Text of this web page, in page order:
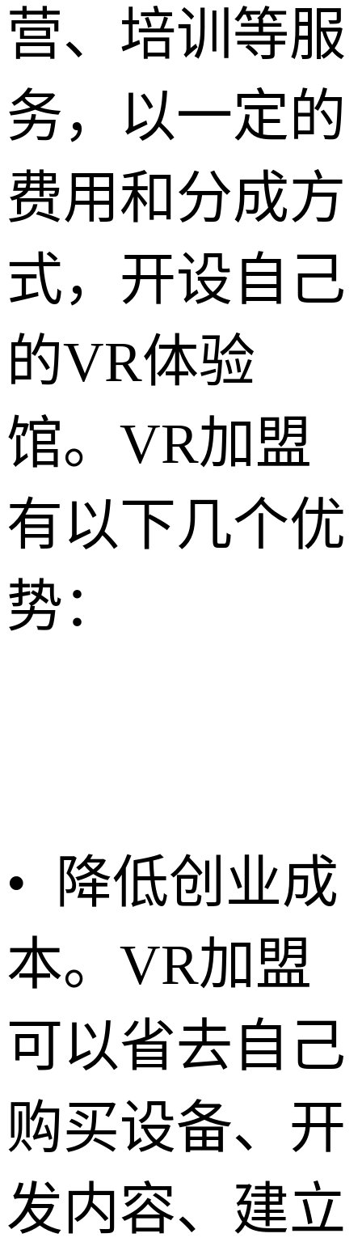
营、培训等服
务，以一定的
费用和分成方
式，开设自己
的VR体验
馆。VR加盟
有以下几个优
势：
• 降低创业成
本。VR加盟
可以省去自己
购买设备、开
发内容、建立